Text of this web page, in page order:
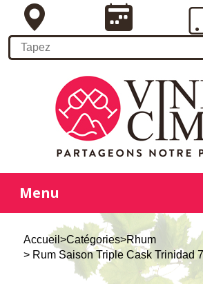
Menu
Accueil >Catégories>Rhum
> Rum Saison Triple Cask Trinidad